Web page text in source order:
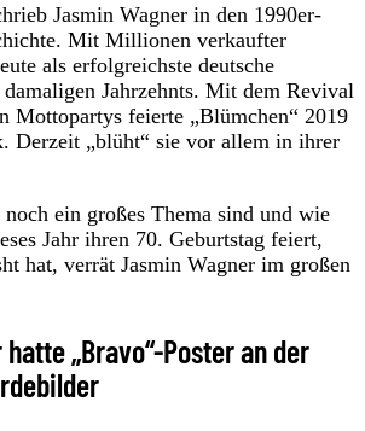
Jasmin Wagner in den 1990er-
Mit Millionen verkaufter
als erfolgreichste deutsche
Jahrzehnts. Mit dem Revival
Mottopartys feierte „Blümchen“ 2019
Derzeit „blüht“ sie vor allem in ihrer
ein großes Thema sind und wie
Jahr ihren 70. Geburtstag feiert,
hat, verrät Jasmin Wagner im großen
„Bravo“-Poster an der